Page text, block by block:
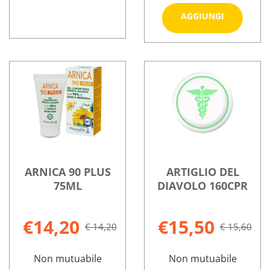
40CPR
GASTRO non
è
disponibile
DAY&NIGHT
40CPR
GASTRO
AGGIUNGI
Aggiungi
ARTIGLIO
DIAVOLO
su ARKOCPS
ARTIGLIO
DIAVOLO
45CPS
ARNICA 90 PLUS
75ML
€14,20 € 14,20
Non mutuabile
ARTIGLIO DEL
DIAVOLO 160CPR
€15,50 € 15,60
Non mutuabile